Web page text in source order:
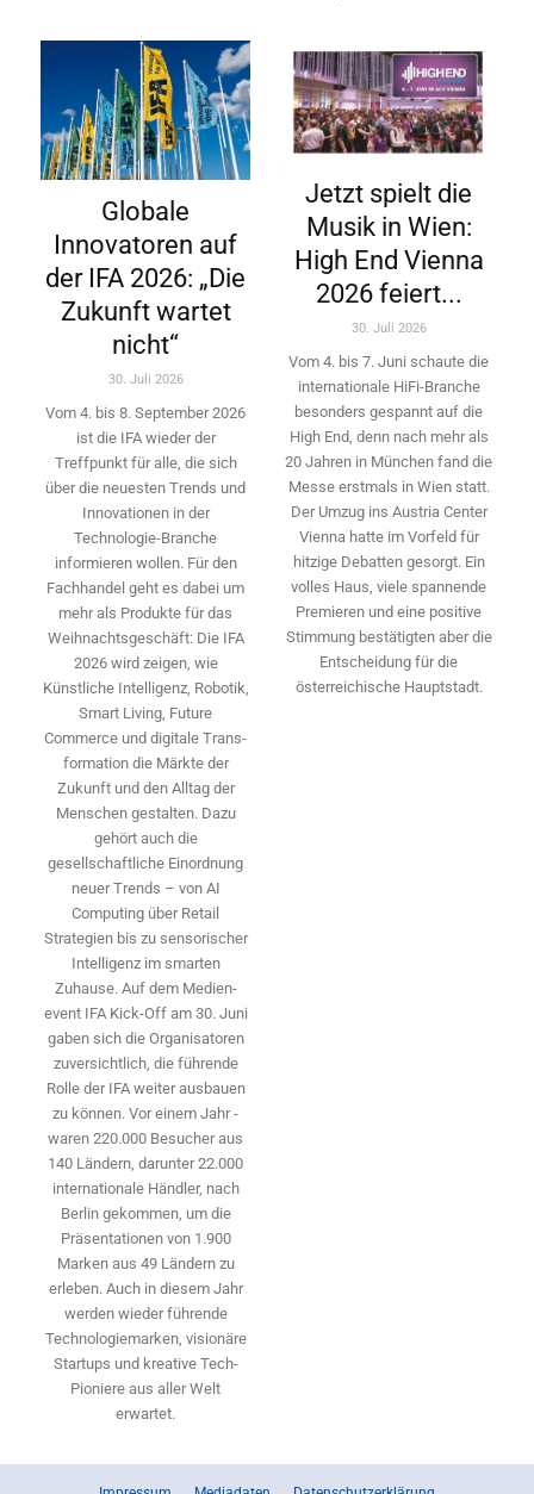
Globale
Innovatoren auf
der IFA 2026: „Die
Zukunft wartet
nicht“
30. Juli 2026
Vom 4. bis 8. September 2026
ist die IFA wieder der
Treffpunkt für alle, die sich
über die neuesten Trends und
Innovationen in der
Technologie-­Branche
informieren wollen. Für den
Fachhandel geht es dabei um
mehr als Produkte für das
Weihnachtsgeschäft: Die IFA
2026 wird ­zeigen, wie
Künstliche Intelligenz, Robotik,
Smart Living, Future
Commerce und digitale Trans­
formation die Märkte der
Zukunft und den Alltag der
Menschen gestalten. Dazu
gehört auch die
gesellschaftliche Einordnung
neuer Trends – von AI
Computing über Retail
Strategien bis zu sensorischer
Intelligenz im smarten
Zuhause. Auf dem Medien­
event IFA Kick-Off am 30. Juni
gaben sich die Organisatoren
zuversichtlich, die führende
Rolle der IFA weiter ausbauen
zu können. Vor einem Jahr ­
waren 220.000 Besucher aus
140 ­Ländern, ­darunter 22.000
internationale Händler, nach
Berlin gekommen, um die
Präsen­tationen von 1.900
Marken aus 49 Ländern zu
erleben. Auch in diesem Jahr
werden wieder führende
Technologiemarken, visionäre
Startups und ­kreative Tech-
Pioniere aus aller Welt
erwartet.
Jetzt spielt die
Musik in Wien:
High End Vienna
2026 feiert...
30. Juli 2026
Vom 4. bis 7. Juni schaute die
internationale HiFi-Branche
besonders gespannt auf die
High End, denn nach mehr als
20 Jahren in München fand die
Messe erstmals in Wien statt.
Der Umzug ins Austria Center
Vienna hatte im Vorfeld für
hitzige Debatten gesorgt. Ein
volles Haus, viele spannende
Premieren und eine positive
Stimmung bestätigten aber die
Entscheidung für die
österreichische Hauptstadt.